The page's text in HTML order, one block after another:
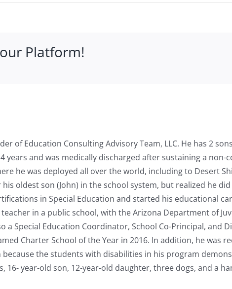
Platform!
of Education Consulting Advisory Team, LLC. He has 2
years and was medically discharged after sustaining a
he was deployed all over the world, including to Desert
oldest son (John) in the school system, but realized he
in Special Education and started his educational
in a public school, with the Arizona Department of
a Special Education Coordinator, School Co-Principal, and
Charter School of the Year in 2016. In addition, he was
the students with disabilities in his program
16- year-old son, 12-year-old daughter, three dogs, and a